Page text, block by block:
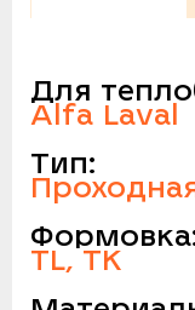
Для
Alfa Laval
Тип:
TL, TK